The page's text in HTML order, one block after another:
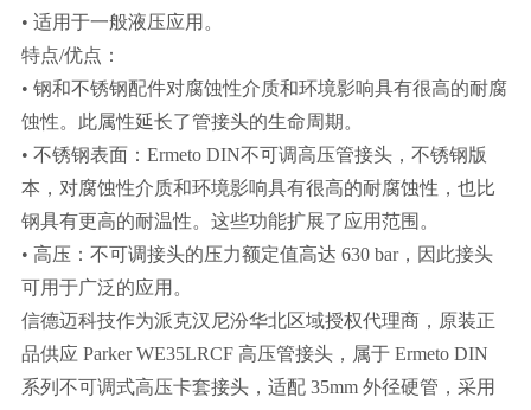
• 适用于一般液压应用。
特点/优点：
• 钢和不锈钢配件对腐蚀性介质和环境影响具有很高的耐腐
蚀性。此属性延长了管接头的生命周期。
• 不锈钢表面：Ermeto DIN不可调高压管接头，不锈钢版
本，对腐蚀性介质和环境影响具有很高的耐腐蚀性，也比
钢具有更高的耐温性。这些功能扩展了应用范围。
• 高压：不可调接头的压力额定值高达 630 bar，因此接头
可用于广泛的应用。
信德迈科技作为派克汉尼汾华北区域授权代理商，原装正
品供应 Parker WE35LRCF 高压管接头，属于 Ermeto DIN
系列不可调式高压卡套接头，适配 35mm 外径硬管，采用